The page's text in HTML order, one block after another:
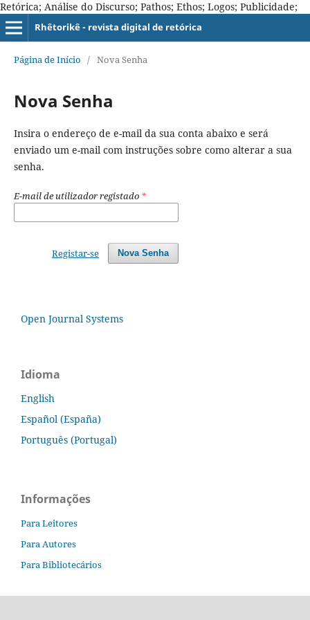
Retórica; Análise do Discurso; Pathos; Ethos; Logos; Publicidade;
Rhêtorikê - revista digital de retórica
Página de Início / Nova Senha
Nova Senha
Insira o endereço de e-mail da sua conta abaixo e será
enviado um e-mail com instruções sobre como alterar a sua
senha.
E-mail de utilizador registado *
Nova Senha
Registar-se
Open Journal Systems
Idioma
English
Español (España)
Português (Portugal)
Informações
Para Leitores
Para Autores
Para Bibliotecários